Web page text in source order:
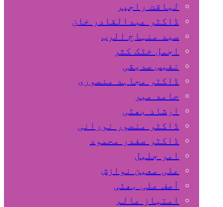
لیاقت راجپر
ڈاکٹر عبدالقادر خان
سید منہاج الرب
اجمل خٹک کثر
نفیس صدیقی
ڈاکٹر مجاہد منصوری
حامد میر
ارشاد بھٹی
ڈاکٹر منصور نورانی
ڈاکٹر صفدر محمود
امر جلیل
علی معین نوازش
آصف علی بھٹی
امتیاز عالم